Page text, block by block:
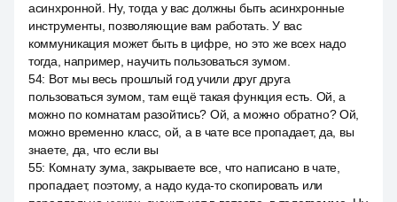
асинхронной. Ну, тогда у вас должны быть асинхронные
инструменты, позволяющие вам работать. У вас
коммуникация может быть в цифре, но это же всех надо
тогда, например, научить пользоваться зумом.
54: Вот мы весь прошлый год учили друг друга
пользоваться зумом, там ещё такая функция есть. Ой, а
можно по комнатам разойтись? Ой, а можно обратно? Ой,
можно временно класс, ой, а в чате все пропадает, да, вы
знаете, да, что если вы
55: Комнату зума, закрываете все, что написано в чате,
пропадает, поэтому, а надо куда-то скопировать или